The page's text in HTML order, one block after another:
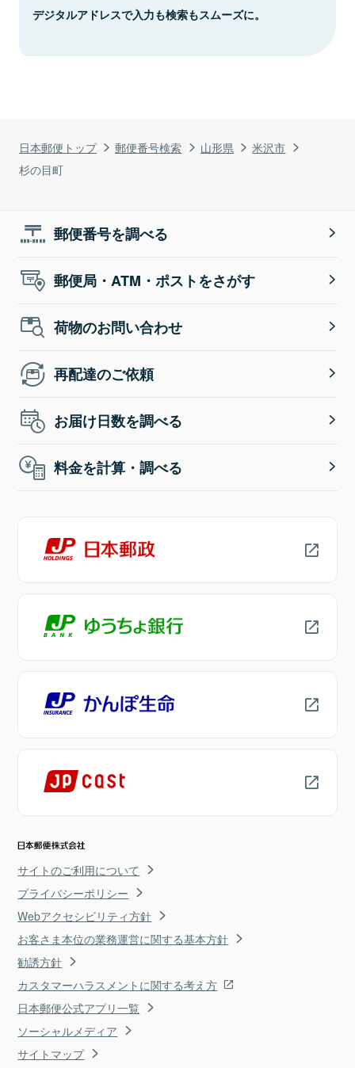
日本郵便トップ 郵便番号検索 山形県
米沢市
杉の目町
デジタルアドレスで入力も検索もスムーズに。
郵便番号を調べる
郵便局・ATM・ポストをさがす
荷物のお問い合わせ
再配達のご依頼
お届け日数を調べる
料金を計算・調べる
サイトのご利用について
プライバシーポリシー
Webアクセシビリティ方針
お客さま本位の業務運営に関する基本方針
勧誘方針
カスタマーハラスメントに関する考え方
日本郵便公式アプリ一覧
ソーシャルメディア
サイトマップ